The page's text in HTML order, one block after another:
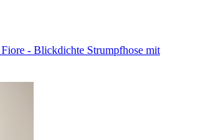
Fiore - Blickdichte Strumpfhose mit